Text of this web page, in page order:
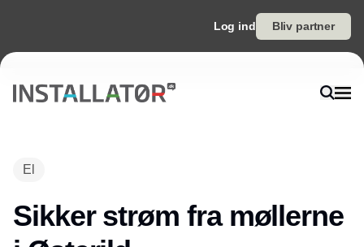
Log ind Bliv partner
El
Sikker strøm fra møllerne